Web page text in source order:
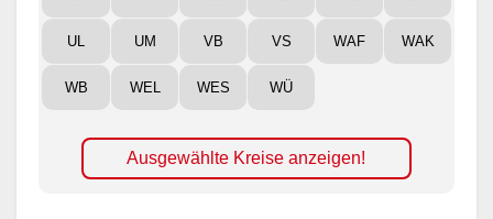
UL UM VB VS WAF WAK
WB WEL WES WÜ
Ausgewählte Kreise anzeigen!